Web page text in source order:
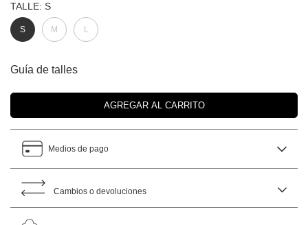
TALLE: S
S M L
Guía de talles
Medios de pago
Cambios o devoluciones